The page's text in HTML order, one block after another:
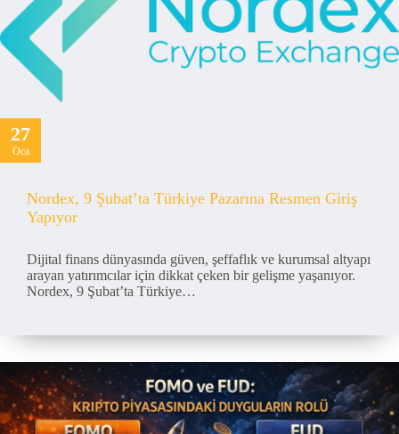
27
Oca
Nordex, 9 Şubat’ta Türkiye Pazarına Resmen Giriş
Yapıyor
Dijital finans dünyasında güven, şeffaflık ve kurumsal altyapı
arayan yatırımcılar için dikkat çeken bir gelişme yaşanıyor.
Nordex, 9 Şubat’ta Türkiye…